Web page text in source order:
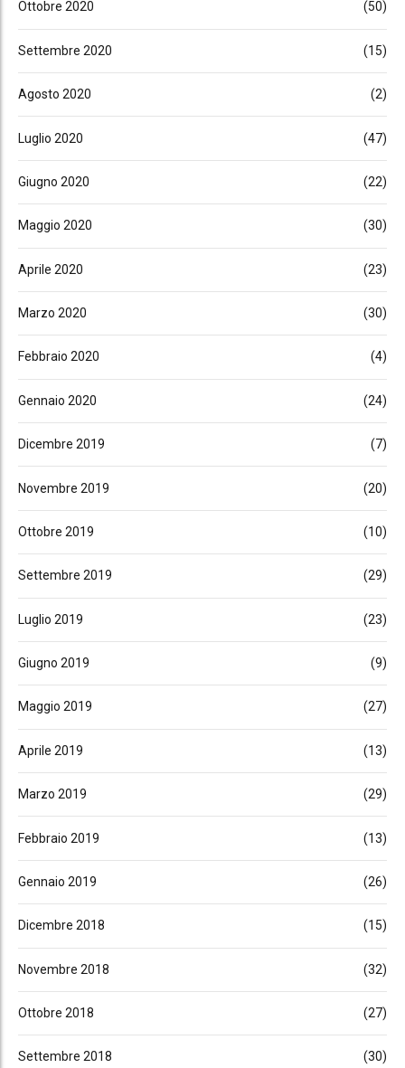
Ottobre 2020 (50)
Settembre 2020 (15)
Agosto 2020 (2)
Luglio 2020 (47)
Giugno 2020 (22)
Maggio 2020 (30)
Aprile 2020 (23)
Marzo 2020 (30)
Febbraio 2020 (4)
Gennaio 2020 (24)
Dicembre 2019 (7)
Novembre 2019 (20)
Ottobre 2019 (10)
Settembre 2019 (29)
Luglio 2019 (23)
Giugno 2019 (9)
Maggio 2019 (27)
Aprile 2019 (13)
Marzo 2019 (29)
Febbraio 2019 (13)
Gennaio 2019 (26)
Dicembre 2018 (15)
Novembre 2018 (32)
Ottobre 2018 (27)
Settembre 2018 (30)